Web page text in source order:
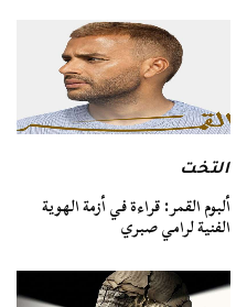
التخت
ألبوم القمر: قراءة في أزمة الهوية
الفنية لرامي صبري